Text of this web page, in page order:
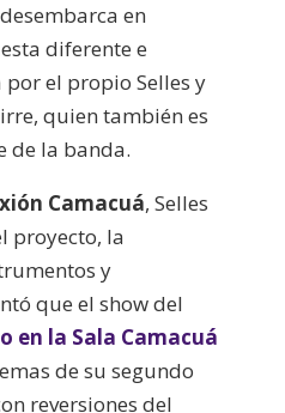
en
diferente e
el propio Selles y
quien también es
de la banda.
Camacuá, Selles
proyecto, la
y
que el show del
en la Sala Camacuá
de su segundo
reversiones del